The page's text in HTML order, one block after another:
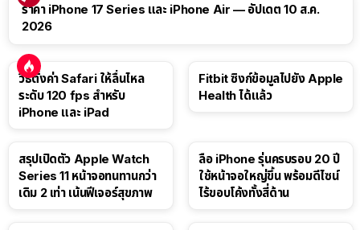
ราคา iPhone 17 Series และ iPhone Air — อัปเดต 10 ส.ค.
2026
วิธีตั้งค่า Safari ให้ลื่นไหล
ระดับ 120 fps สำหรับ
iPhone และ iPad
Fitbit ซิงก์ข้อมูลไปยัง Apple
Health ได้แล้ว
สรุปเปิดตัว Apple Watch
Series 11 หน้าจอทนทานกว่า
เดิม 2 เท่า เน้นฟีเจอร์สุขภาพ
ลือ iPhone รุ่นครบรอบ 20 ปี
ใช้หน้าจอใหญ่ขึ้น พร้อมดีไซน์
ไร้ขอบโค้งทั้งสี่ด้าน